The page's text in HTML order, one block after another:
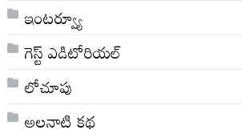
ఇంటర్వ్యూ
గెస్ట్ ఎడిటోరియల్
లోచూపు
అల‌నాటి క‌థ‌